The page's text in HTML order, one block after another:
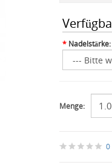
* Nadelstärke:
Menge:
0